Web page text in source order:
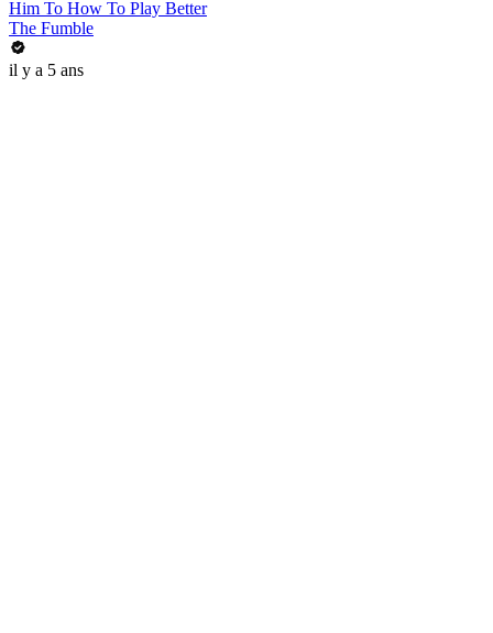
Him To How To Play Better
The Fumble
il y a 5 ans